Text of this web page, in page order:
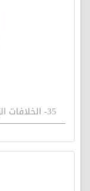
35- الخلافات الزوجية